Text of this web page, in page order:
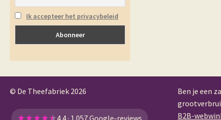
Ik accepteer het privacybeleid
© De Theefabriek 2026
4.4 · 1.057 Google-reviews
Ben je een
B2B-